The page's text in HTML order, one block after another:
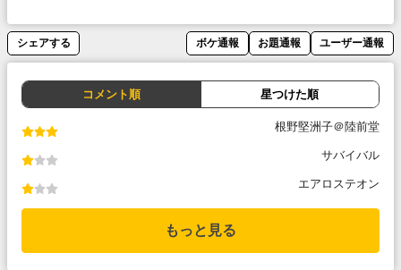
シェアする ボケ通報 お題通報 ユーザー通報
コメント順 星つけた順
根野堅洲子＠陸前堂
サバイバル
エアロステオン
もっと見る